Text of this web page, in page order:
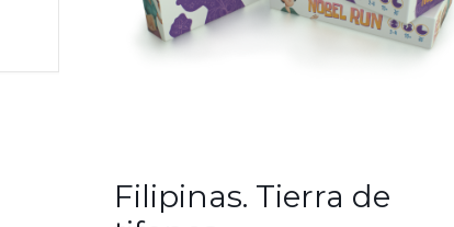
Filipinas. Tierra de